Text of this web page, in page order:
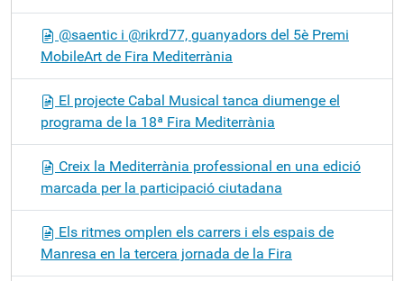
@saentic i @rikrd77, guanyadors del 5è Premi
MobileArt de Fira Mediterrània
El projecte Cabal Musical tanca diumenge el
programa de la 18ª Fira Mediterrània
Creix la Mediterrània professional en una edició
marcada per la participació ciutadana
Els ritmes omplen els carrers i els espais de
Manresa en la tercera jornada de la Fira